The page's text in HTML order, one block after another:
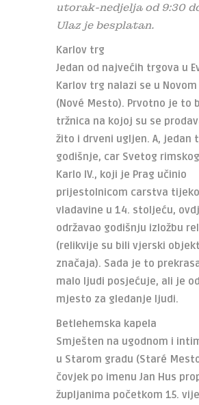
utorak-nedjelja od 9:30
Ulaz je besplatan.
Karlov trg
Jedan od najvećih trgova u
Karlov trg nalazi se u
(Nové Mesto). Prvotno je to
tržnica na kojoj su se
žito i drveni ugljen. A, jedan
godišnje, car Svetog
Karlo IV., koji je Prag učinio
prijestolnicom carstva
vladavine u 14. stoljeću,
održavao godišnju izložbu
(relikvije su bili vjerski
značaja). Sada je to
malo ljudi posjećuje, ali je
mjesto za gledanje ljudi.
Betlehemska kapela
Smješten na ugodnom i
u Starom gradu (Staré
čovjek po imenu Jan Hus
župljanima početkom 15.